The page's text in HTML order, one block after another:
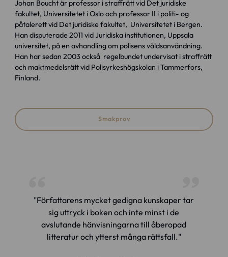
Johan Boucht är professor i straffrätt vid Det juridiske
fakultet, Universitetet i Oslo och professor II i politi- og
påtalerett vid Det juridiske fakultet, Universitetet i Bergen.
Han disputerade 2011 vid Juridiska institutionen, Uppsala
universitet, på en avhandling om polisens våldsanvändning.
Han har sedan 2003 också regelbundet undervisat i straffrätt
och maktmedelsrätt vid Polisyrkeshögskolan i Tammerfors,
Finland.
Smakprov
"Författarens mycket gedigna kunskaper tar
sig uttryck i boken och inte minst i de
avslutande hänvisningarna till åberopad
litteratur och ytterst många rättsfall."